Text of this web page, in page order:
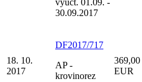
30.09.2017
18. 10.
2017
DF2017/717
AP -
krovinorez
369,00
EUR